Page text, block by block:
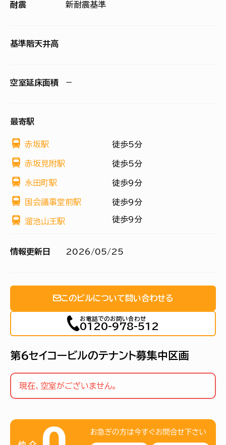
耐震 新耐震基準
基準階天井高
空室延床面積 −
最寄駅
赤坂駅 徒歩5分
赤坂見附駅 徒歩5分
永田町駅 徒歩9分
国会議事堂前駅 徒歩9分
溜池山王駅 徒歩9分
情報更新日 2026/05/25
このビルについて問い合わせる
お電話でのお問い合わせ
0120-978-512
第６セイコービルのテナント募集中区画
現在、空室がございません。